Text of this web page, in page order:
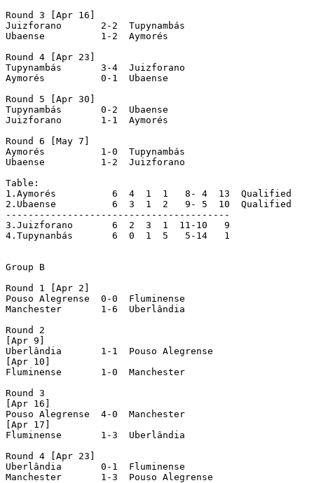
Round 3 [Apr 16]
Juizforano   	 2-2  Tupynambás
Ubaense     	 1-2  Aymorés
Round 4 [Apr 23]
Tupynambás   	 3-4  Juizforano
Aymorés     	 0-1  Ubaense
Round 5 [Apr 30]
Tupynambás   	 0-2  Ubaense
Juizforano   	 1-1  Aymorés
Round 6 [May 7]
Aymorés     	 1-0  Tupynambás
Ubaense     	 1-2  Juizforano
Table:
1.Aymorés   	   6  4  1  1   8- 4  13  Qualified
2.Ubaense   	   6  3  1  2   9- 5  10  Qualified
----------------------------------------
3.Juizforano   	   6  2  3  1  11-10   9
4.Tupynanbás   	   6  0  1  5   5-14   1
Group B
Round 1 [Apr 2]
Pouso Alegrense  0-0  Fluminense
Manchester   	 1-6  Uberlândia
Round 2
[Apr 9]
Uberlândia   	 1-1  Pouso Alegrense
[Apr 10]
Fluminense   	 1-0  Manchester
Round 3
[Apr 16]
Pouso Alegrense  4-0  Manchester
[Apr 17]
Fluminense   	 1-3  Uberlândia
Round 4 [Apr 23]
Uberlândia   	 0-1  Fluminense
Manchester   	 1-3  Pouso Alegrense